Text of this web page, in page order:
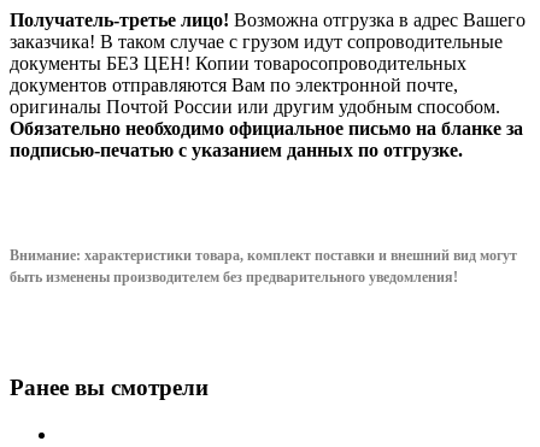
Получатель-третье лицо! Возможна отгрузка в адрес Вашего
заказчика! В таком случае с грузом идут сопроводительные
документы БЕЗ ЦЕН! Копии товаросопроводительных
документов отправляются Вам по электронной почте,
оригиналы Почтой России или другим удобным способом.
Обязательно необходимо официальное письмо на бланке за
подписью-печатью с указанием данных по отгрузке.
Внимание: характеристики товара, комплект поставки и внешний вид могут
быть изменены производителем без предварительного уведомления!
Ранее вы смотрели